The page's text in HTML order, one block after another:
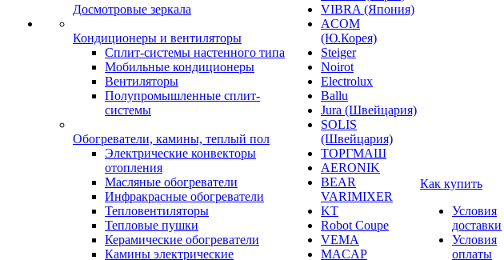
Досмотровые зеркала
Кондиционеры и вентиляторы
Сплит-системы настенного типа
Мобильные кондиционеры
Вентиляторы
Полупромышленные сплит-
системы
Обогреватели, камины, теплый пол
Электрические конвекторы
отопления
Масляные обогреватели
Инфракрасные обогреватели
Тепловентиляторы
Тепловые пушки
Керамические обогреватели
Камины электрические
VIBRA (Япония)
ACOM
(Ю.Корея)
Steiger
Noirot
Electrolux
Ballu
Jura (Швейцария)
SOLIS
(Швейцария)
ТОРГМАШ
AERONIK
BEAR
VARIMIXER
KT
Robot Coupe
VEMA
MACAP
Как купить
Условия
доставки
Условия
оплаты